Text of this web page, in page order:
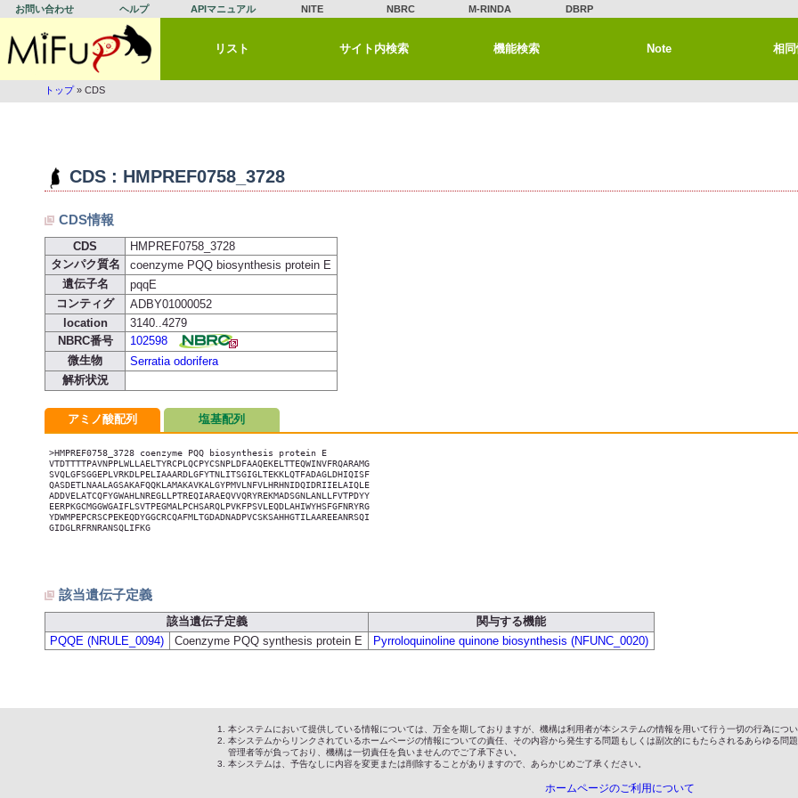
お問い合わせ ヘルプ APIマニュアル NITE NBRC M-RINDA DBRP
リスト サイト内検索 機能検索 Note 相
トップ» CDS
CDS : HMPREF0758_3728
CDS情報
CDS
HMPREF0758_3728
タンパク質名
coenzyme PQQ biosynthesis protein E
遺伝子名
pqqE
コンティグ
ADBY01000052
location
3140..4279
NBRC番号
102598
微生物
Serratia odorifera
解析状況
アミノ酸配列 塩基配列
>HMPREF0758_3728 coenzyme PQQ biosynthesis protein E
VTDTTTTPAVNPPLWLLAELTYRCPLQCPYCSNPLDFAAQEKELTTEQWINVFRQARAMG
SVQLGFSGGEPLVRKDLPELIAAARDLGFYTNLITSGIGLTEKKLQTFADAGLDHIQISF
QASDETLNAALAGSAKAFQQKLAMAKAVKALGYPMVLNFVLHRHNIDQIDRIIELAIQLE
ADDVELATCQFYGWAHLNREGLLPTREQIARAEQVVQRYREKMADSGNLANLLFVTPDYY
EERPKGCMGGWGAIFLSVTPEGMALPCHSARQLPVKFPSVLEQDLAHIWYHSFGFNRYRG
YDWMPEPCRSCPEKEQDYGGCRCQAFMLTGDADNADPVCSKSAHHGTILAAREEANRSQI
GIDGLRFRNRANSQLIFKG
該当遺伝子定義
該当遺伝子定義
関与する機能
PQQE (NRULE_0094)
Coenzyme PQQ synthesis protein E Pyrroloquinoline quinone biosynthesis (NFUNC_0020)
本システムにおいて提供している情報については、万全を期しておりますが、機構は利用者が本システムの情報を用いて行う一切の行為につ
本システムからリンクされているホームページの情報についての責任、その内容から発生する問題もしくは副次的にもたらされるあらゆる問
管理者等が負っており、機構は一切責任を負いませんのでご了承下さい。
本システムは、予告なしに内容を変更または削除することがありますので、あらかじめご了承ください。
ホームページのご利用について